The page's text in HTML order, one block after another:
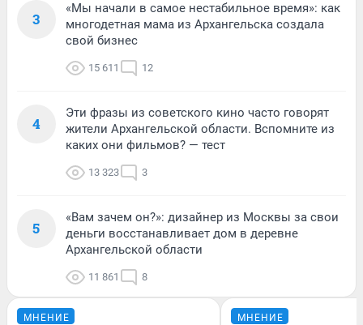
3
«Мы начали в самое нестабильное время»: как
многодетная мама из Архангельска создала
свой бизнес
15 611 12
4
Эти фразы из советского кино часто говорят
жители Архангельской области. Вспомните из
каких они фильмов? — тест
13 323 3
5
«Вам зачем он?»: дизайнер из Москвы за свои
деньги восстанавливает дом в деревне
Архангельской области
11 861 8
МНЕНИЕ МНЕНИЕ